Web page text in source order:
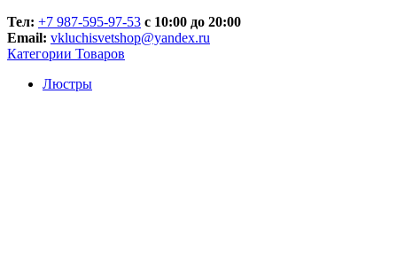
Тел: +7 987-595-97-53 с 10:00 до 20:00
Email: vkluchisvetshop@yandex.ru
Категории Товаров
Люстры